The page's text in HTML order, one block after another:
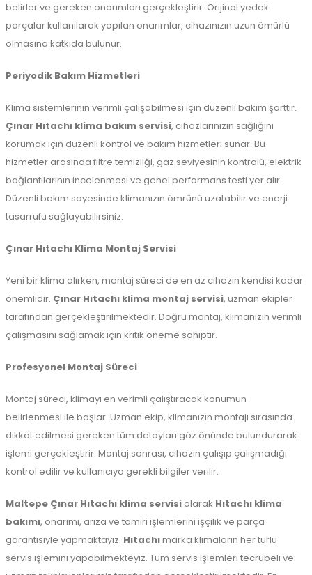
belirler ve gereken onarımları gerçekleştirir. Orijinal yedek
parçalar kullanılarak yapılan onarımlar, cihazınızın uzun ömürlü
olmasına katkıda bulunur.
Periyodik Bakım Hizmetleri
Klima sistemlerinin verimli çalışabilmesi için düzenli bakım şarttır.
Çınar Hıtachı klima bakım servisi, cihazlarınızın sağlığını
korumak için düzenli kontrol ve bakım hizmetleri sunar. Bu
hizmetler arasında filtre temizliği, gaz seviyesinin kontrolü, elektrik
bağlantılarının incelenmesi ve genel performans testi yer alır.
Düzenli bakım sayesinde klimanızın ömrünü uzatabilir ve enerji
tasarrufu sağlayabilirsiniz.
Çınar Hıtachı Klima Montaj Servisi
Yeni bir klima alırken, montaj süreci de en az cihazın kendisi kadar
önemlidir. Çınar Hıtachı klima montaj servisi, uzman ekipler
tarafından gerçekleştirilmektedir. Doğru montaj, klimanızın verimli
çalışmasını sağlamak için kritik öneme sahiptir.
Profesyonel Montaj Süreci
Montaj süreci, klimayı en verimli çalıştıracak konumun
belirlenmesi ile başlar. Uzman ekip, klimanızın montajı sırasında
dikkat edilmesi gereken tüm detayları göz önünde bulundurarak
işlemi gerçekleştirir. Montaj sonrası, cihazın çalışıp çalışmadığı
kontrol edilir ve kullanıcıya gerekli bilgiler verilir.
Maltepe Çınar Hıtachı klima servisi olarak Hıtachı klima
bakımı, onarımı, arıza ve tamiri işlemlerini işçilik ve parça
garantisiyle yapmaktayız. Hıtachımarka klimaların her türlü
servis işlemini yapabilmekteyiz. Tüm servis işlemleri tecrübeli ve